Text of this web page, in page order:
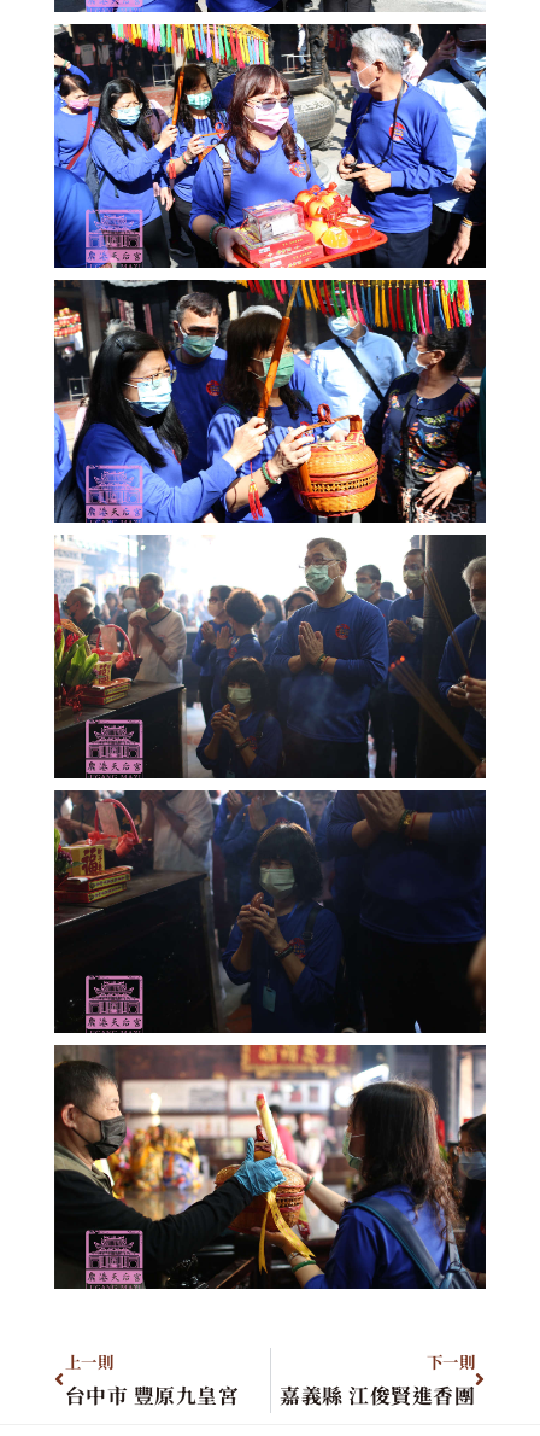
上一則
台中市 豐原九皇宮
下一則
嘉義縣 江俊賢進香團